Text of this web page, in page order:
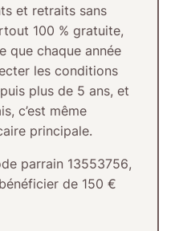
et retraits sans
100 % gratuite,
que chaque année
les conditions
plus de 5 ans, et
c’est même
principale.
parrain 13553756,
de 150 €